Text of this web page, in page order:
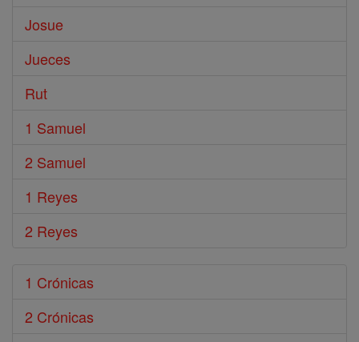
Josue
Jueces
Rut
1 Samuel
2 Samuel
1 Reyes
2 Reyes
1 Crónicas
2 Crónicas